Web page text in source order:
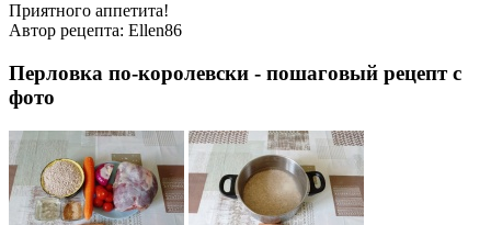
Приятного аппетита!
Автор рецепта: Ellen86
Перловка по-королевски - пошаговый рецепт с
фото